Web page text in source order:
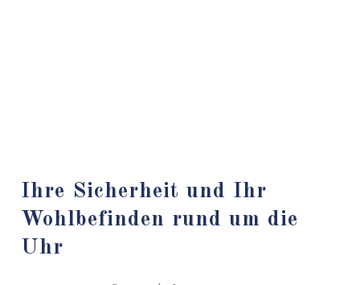
Ihre Sicherheit und Ihr
Wohlbefinden rund um die
Uhr